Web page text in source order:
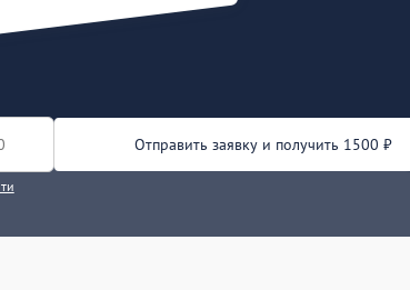
Отправить заявку и получить 1500 ₽